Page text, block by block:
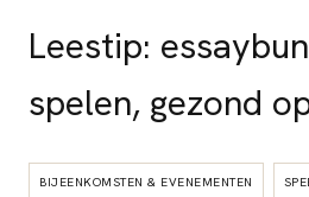
Leestip:
spelen, gezond
BIJEENKOMSTEN & EVENEMENTEN